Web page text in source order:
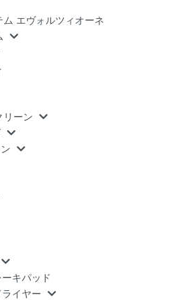
エヴォルツィオーネ
リーン
キパッド
イヤー